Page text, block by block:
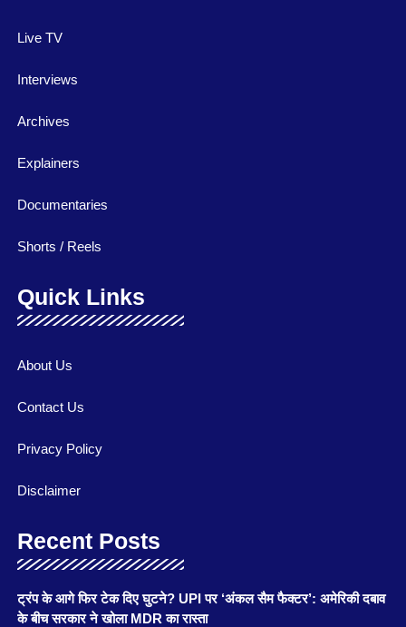
Live TV
Interviews
Archives
Explainers
Documentaries
Shorts / Reels
Quick Links
About Us
Contact Us
Privacy Policy
Disclaimer
Recent Posts
ट्रंप के आगे फिर टेक दिए घुटने? UPI पर ‘अंकल सैम फैक्टर’: अमेरिकी दबाव
के बीच सरकार ने खोला MDR का रास्ता